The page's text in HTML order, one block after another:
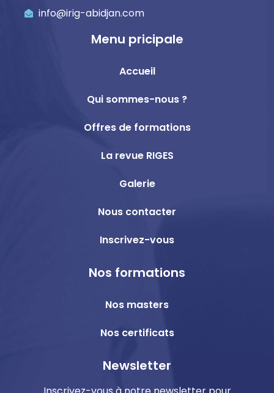
info@irig-abidjan.com
Menu pricipale
Accueil
Qui sommes-nous ?
Offres de formations
La revue RIGES
Galerie
Nous contacter
Inscrivez-vous
Nos formations
Nos masters
Nos certificats
Newsletter